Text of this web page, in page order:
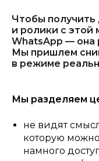
Чтобы
и ролики с этой
WhatsApp — она
Мы пришлем
в режиме
Мы разделяем
не видят
которую
намного